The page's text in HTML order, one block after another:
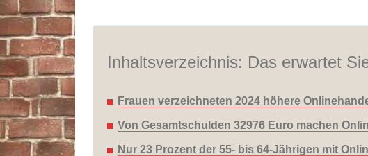
Inhaltsverzeichnis: Das erwartet
Frauen verzeichneten 2024 höhere
Von Gesamtschulden 32976 Euro machen
Nur 23 Prozent der 55- bis 64-Jährigen mit